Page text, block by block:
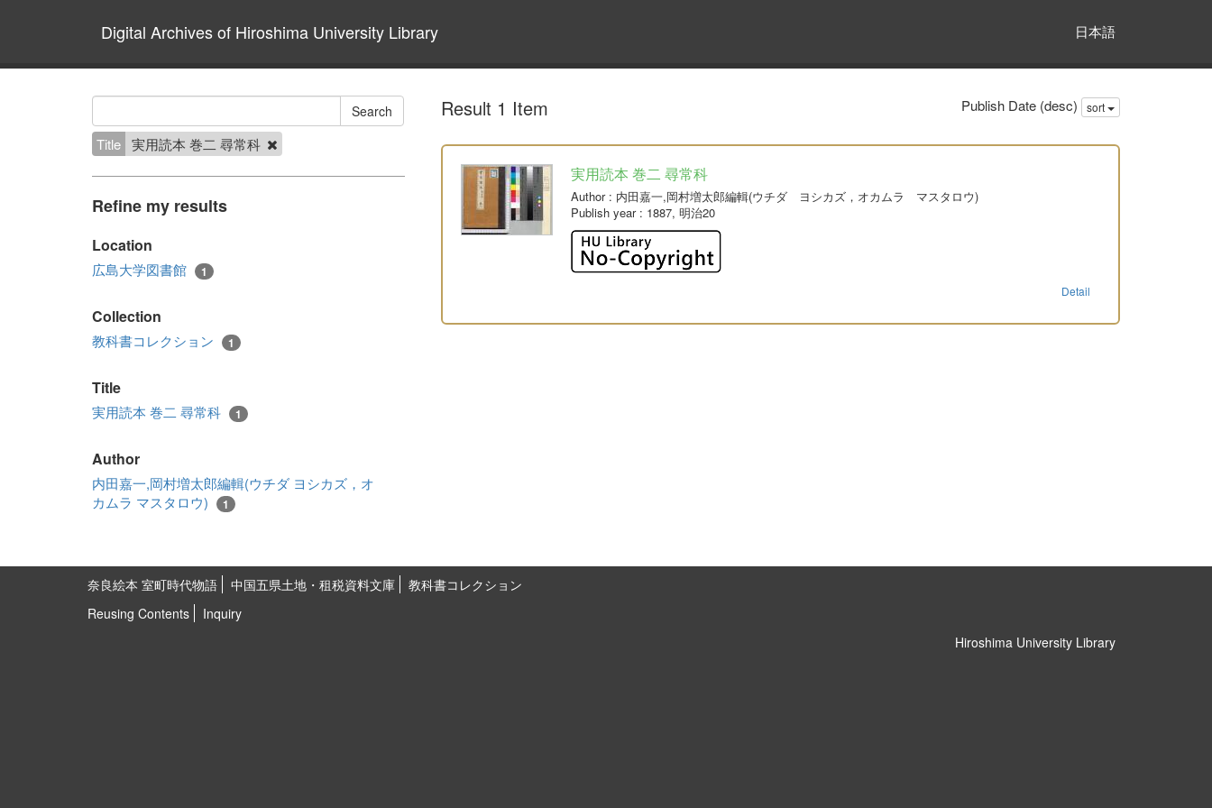
Digital Archives of Hiroshima University Library 日本語
Title 実用読本 巻二 尋常科
Refine my results
Location
広島大学図書館 1
Collection
教科書コレクション 1
Title
実用読本 巻二 尋常科 1
Author
内田嘉一,岡村増太郎編輯(ウチダ ヨシカズ，オ
カムラ マスタロウ)
1
Result 1 Item Publish Date (desc) sort
実用読本 巻二 尋常科
Author: 内田嘉一,岡村増太郎編輯(ウチダ ヨシカズ，オカムラ マスタロウ)
Publish year: 1887, 明治20
Detail
奈良絵本 室町時代物語 中国五県土地・租税資料文庫
教科書コレクション
Reusing Contents
Inquiry
Hiroshima University Library